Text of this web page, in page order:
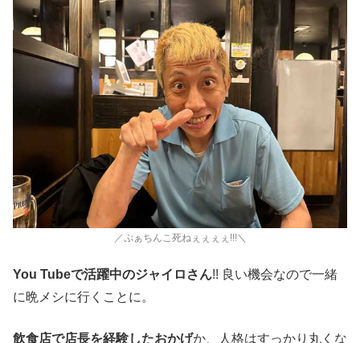
／ぷぁちんこ死ねぇぇぇぇ!!!＼
You Tubeで活躍中のジャイロさん!! 良い機会なので一緒
に晩メシに行くことに。
飲食店で店長を経験したおかげか、人格はすっかり丸くな